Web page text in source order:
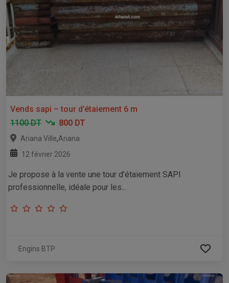
Vends sapi – tour d’étaiement 6 m
1100 DT
800 DT
Ariana Ville,Ariana
12 février 2026
Je propose à la vente une tour d’étaiement SAPI
professionnelle, idéale pour les...
Engins BTP